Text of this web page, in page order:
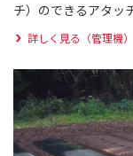
チ）のできるアタッ
詳しく見る（管理機）